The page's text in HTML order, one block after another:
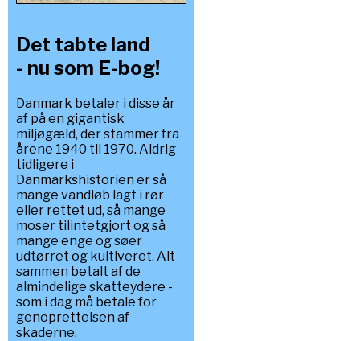
Det tabte land
- nu som E-bog!
Danmark betaler i disse år
af på en gigantisk
miljøgæld, der stammer fra
årene 1940 til 1970. Aldrig
tidligere i
Danmarkshistorien er så
mange vandløb lagt i rør
eller rettet ud, så mange
moser tilintetgjort og så
mange enge og søer
udtørret og kultiveret. Alt
sammen betalt af de
almindelige skatteydere -
som i dag må betale for
genoprettelsen af
skaderne.